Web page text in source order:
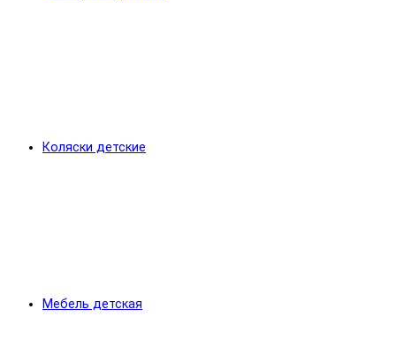
Коляски детские
Мебель детская